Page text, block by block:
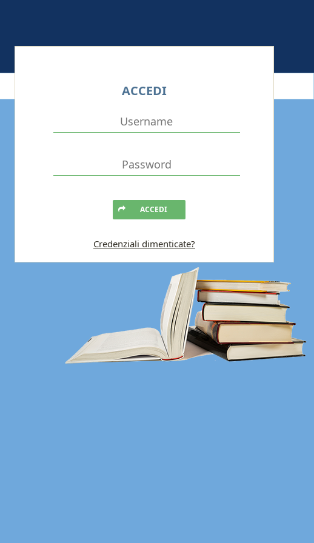
ACCEDI
ACCEDI
Credenziali dimenticate?